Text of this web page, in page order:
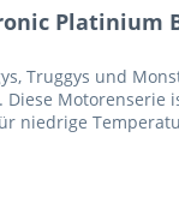
Platinium
Truggys und
Diese
niedrige